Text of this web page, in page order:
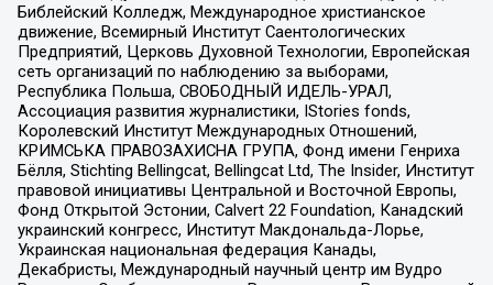
Библейский Колледж, Международное христианское
движение, Всемирный Институт Саентологических
Предприятий, Церковь Духовной Технологии, Европейская
сеть организаций по наблюдению за выборами,
Республика Польша, СВОБОДНЫЙ ИДЕЛЬ-УРАЛ,
Ассоциация развития журналистики, IStories fonds,
Королевский Институт Международных Отношений,
КРИМСЬКА ПРАВОЗАХИСНА ГРУПА, Фонд имени Генриха
Бёлля, Stichting Bellingcat, Bellingcat Ltd, The Insider, Институт
правовой инициативы Центральной и Восточной Европы,
Фонд Открытой Эстонии, Calvert 22 Foundation, Канадский
украинский конгресс, Институт Макдональда-Лорье,
Украинская национальная федерация Канады,
Декабристы, Международный научный центр им Вудро